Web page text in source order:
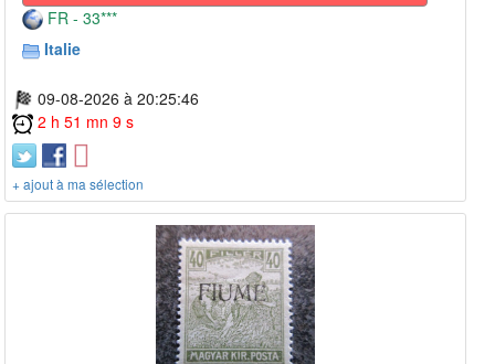
FR - 33***
Italie
09-08-2026 à 20:25:46
2 h 51 mn 9 s
+ ajout à ma sélection